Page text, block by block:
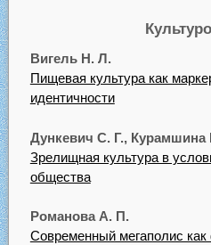
Вигель Н. Л.
Пищевая культура как
идентичности
Дункевич С. Г.,
Зрелищная культура в
общества
Романова А. П.
Современный мегаполис как